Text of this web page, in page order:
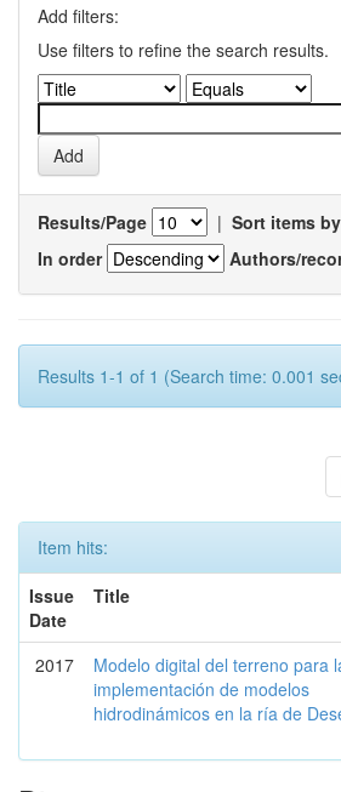
Add filters:
Use filters to refine the search results.
Results/Page | Sort items by
In order
Authors/
Results 1-1 of 1 (Search time: 0.001
Item hits:
Issue
Date
Title
2017
Modelo digital del terreno para
implementación de modelos
hidrodinámicos en la ría de